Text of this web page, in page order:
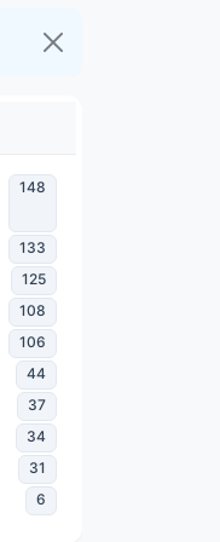
148
133
125
108
106
44
37
34
31
6